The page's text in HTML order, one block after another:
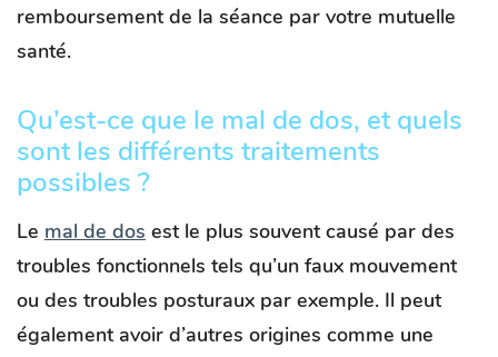
remboursement de la séance par votre mutuelle
santé.
Qu’est-ce que le mal de dos, et quels
sont les différents traitements
possibles ?
Le mal de dos est le plus souvent causé par des
troubles fonctionnels tels qu’un faux mouvement
ou des troubles posturaux par exemple. Il peut
également avoir d’autres origines comme une